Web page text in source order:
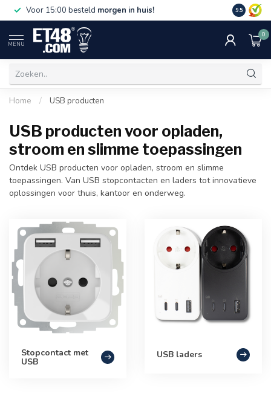
Voor 15:00 besteld morgen in huis! Gratis
€75,-.
9.5
MENU
0
Home / USB producten
USB producten voor opladen,
stroom en slimme toepassingen
Ontdek USB producten voor opladen, stroom en slimme
toepassingen. Van USB stopcontacten en laders tot innovatieve
oplossingen voor thuis, kantoor en onderweg.
Stopcontact met
USB
USB laders